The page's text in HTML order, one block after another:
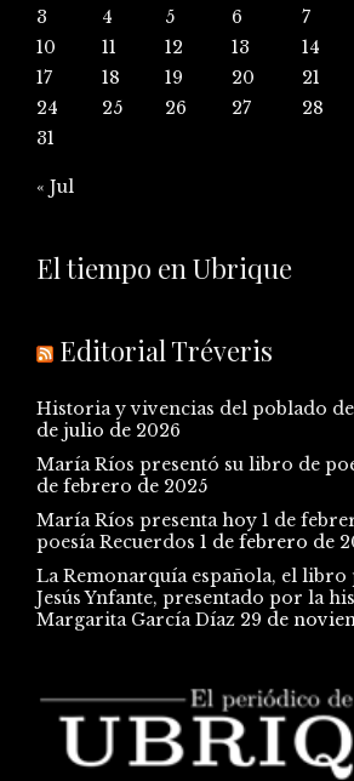
3
4 5 6 7
10
11 12 13 14
17
18 19 20 21
24
25 26 27 28
31
« Jul
El tiempo en Ubrique
Editorial Tréveris
Historia y vivencias del poblado
de julio de 2026
María Ríos presentó su libro de
de febrero de 2025
María Ríos presenta hoy 1 de
poesía Recuerdos 1 de febrero de
La Remonarquía española, el libro
Jesús Ynfante, presentado por la
Margarita García Díaz 29 de